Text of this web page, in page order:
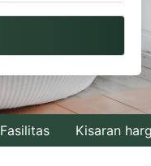
Navigate
to
interact
with
the
Fasilitas Kisaran